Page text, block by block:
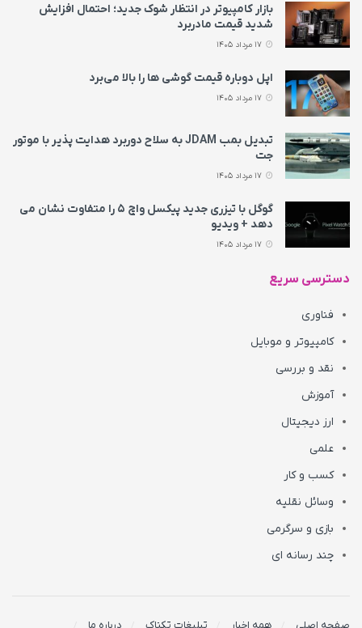
بازار کامپیوتر در انتظار شوک جدید؛ احتمال افزایش
شدید قیمت مادربرد
اپل دوباره قیمت‌ گوشی ها را بالا می‌برد
تبدیل بمب JDAM به سلاح دوربرد هدایت پذیر با موتور
جت
گوگل با تیزری جدید پیکسل واچ ۵ را متفاوت نشان می‌
دهد + ویدیو
دسترسی سریع
فناوری
کامپیوتر و موبایل
نقد و بررسی
آموزش
ارز دیجیتال
علمی
کسب و کار
وسائل نقلیه
بازی و سرگرمی
چند رسانه ای
صفحه اصلی همه اخبار تبلیغات تکناک درباره ما